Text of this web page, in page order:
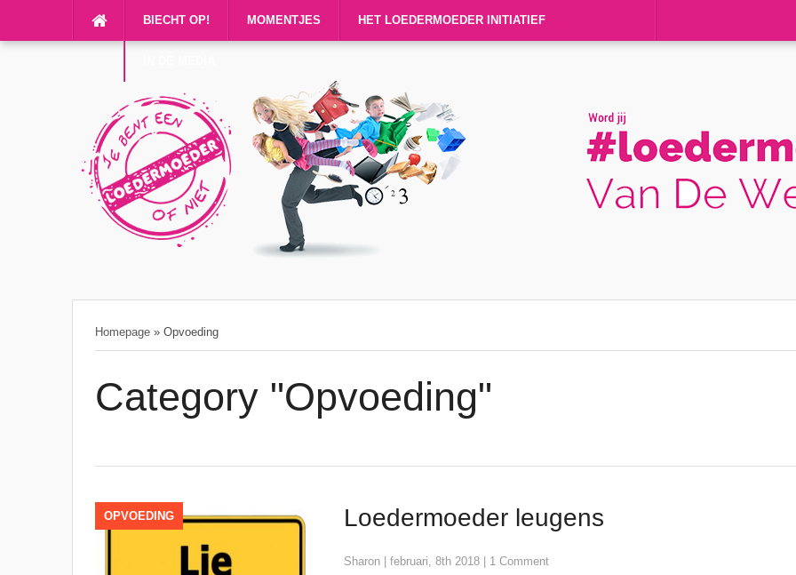
BIECHT OP! MOMENTJES HET LOEDERMOEDER INITIATIEF
Homepage » Opvoeding
Category "Opvoeding"
OPVOEDING Loedermoeder leugens
Sharon februari, 8th 2018 1 Comment